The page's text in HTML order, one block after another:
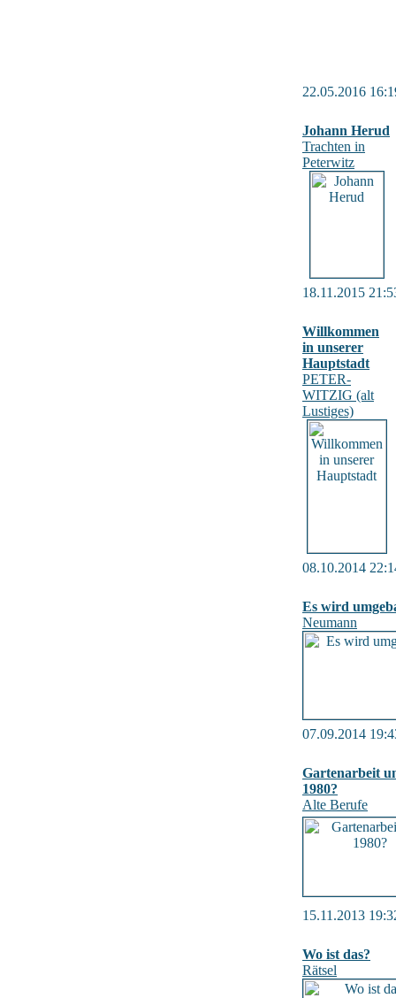
22.05.2016
Johann Herud
Trachten in
Peterwitz
18.11.2015
Willkommen
in unserer
Hauptstadt
PETER-
WITZIG (alt
Lustiges)
08.10.2014
Es wird
Neumann
07.09.2014
Gartenarbeit
1980?
Alte Berufe
15.11.2013
Wo ist das?
Rätsel